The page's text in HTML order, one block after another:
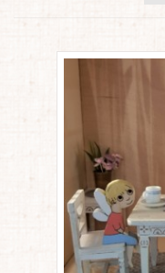
Gepetto Jälleenmyyjille